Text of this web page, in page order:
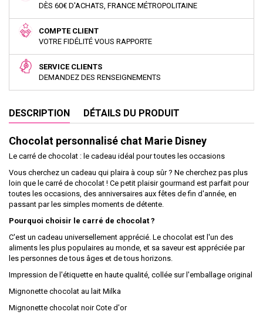
DÈS 60€ D'ACHATS, FRANCE MÉTROPOLITAINE
COMPTE CLIENT
VOTRE FIDÉLITÉ VOUS RAPPORTE
SERVICE CLIENTS
DEMANDEZ DES RENSEIGNEMENTS
DESCRIPTION DÉTAILS DU PRODUIT
Chocolat personnalisé chat Marie Disney
Le carré de chocolat : le cadeau idéal pour toutes les occasions
Vous cherchez un cadeau qui plaira à coup sûr ? Ne cherchez pas plus
loin que le carré de chocolat ! Ce petit plaisir gourmand est parfait pour
toutes les occasions, des anniversaires aux fêtes de fin d'année, en
passant par les simples moments de détente.
Pourquoi choisir le carré de chocolat ?
C'est un cadeau universellement apprécié. Le chocolat est l'un des
aliments les plus populaires au monde, et sa saveur est appréciée par
les personnes de tous âges et de tous horizons.
Impression de l'étiquette en haute qualité, collée sur l'emballage original
Mignonette chocolat au lait Milka
Mignonette chocolat noir Cote d'or